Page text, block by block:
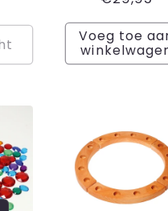
prijs
Voeg toe